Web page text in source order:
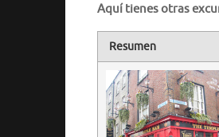
Aquí tienes otras
Resumen